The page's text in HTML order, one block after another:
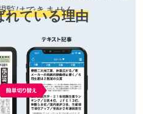
覧はできません
れている理由